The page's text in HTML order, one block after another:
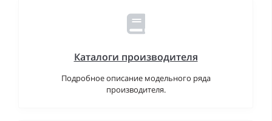
Каталоги производителя
Подробное описание модельного ряда
производителя.